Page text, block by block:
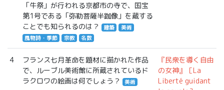
「牛祭」が行われる京都市の寺で、国宝
第1号である「弥勒菩薩半跏像」を蔵する
ことでも知られるのは？
建築
美術
風物詩・季節
宗教 名数
4
フランス七月革命を題材に描かれた作品
で、ルーブル美術館に所蔵されているド
ラクロワの絵画は何でしょう？
美術
『民衆を導く自由
の女神』［La
Liberté guidant